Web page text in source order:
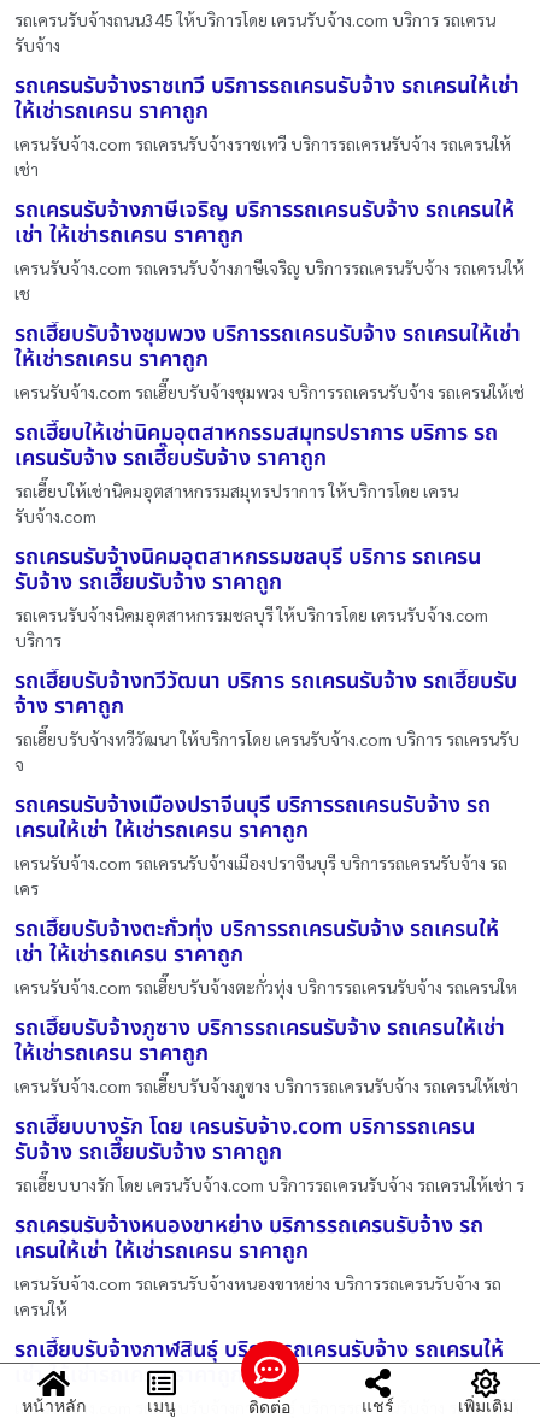
รถเครนรับจ้างถนน345 ให้บริการโดย เครนรับจ้าง.com บริการ รถเครน
รับจ้าง
รถเครนรับจ้างราชเทวี บริการรถเครนรับจ้าง รถเครนให้เช่า
ให้เช่ารถเครน ราคาถูก
เครนรับจ้าง.com รถเครนรับจ้างราชเทวี บริการรถเครนรับจ้าง รถเครนให้
เช่า
รถเครนรับจ้างภาษีเจริญ บริการรถเครนรับจ้าง รถเครนให้
เช่า ให้เช่ารถเครน ราคาถูก
เครนรับจ้าง.com รถเครนรับจ้างภาษีเจริญ บริการรถเครนรับจ้าง รถเครนให้
เช
รถเฮี๊ยบรับจ้างชุมพวง บริการรถเครนรับจ้าง รถเครนให้เช่า
ให้เช่ารถเครน ราคาถูก
เครนรับจ้าง.com รถเฮี๊ยบรับจ้างชุมพวง บริการรถเครนรับจ้าง รถเครนให้เช่
รถเฮี๊ยบให้เช่านิคมอุตสาหกรรมสมุทรปราการ บริการ รถ
เครนรับจ้าง รถเฮี๊ยบรับจ้าง ราคาถูก
รถเฮี๊ยบให้เช่านิคมอุตสาหกรรมสมุทรปราการ ให้บริการโดย เครน
รับจ้าง.com
รถเครนรับจ้างนิคมอุตสาหกรรมชลบุรี บริการ รถเครน
รับจ้าง รถเฮี๊ยบรับจ้าง ราคาถูก
รถเครนรับจ้างนิคมอุตสาหกรรมชลบุรี ให้บริการโดย เครนรับจ้าง.com
บริการ
รถเฮี๊ยบรับจ้างทวีวัฒนา บริการ รถเครนรับจ้าง รถเฮี๊ยบรับ
จ้าง ราคาถูก
รถเฮี๊ยบรับจ้างทวีวัฒนา ให้บริการโดย เครนรับจ้าง.com บริการ รถเครนรับ
จ
รถเครนรับจ้างเมืองปราจีนบุรี บริการรถเครนรับจ้าง รถ
เครนให้เช่า ให้เช่ารถเครน ราคาถูก
เครนรับจ้าง.com รถเครนรับจ้างเมืองปราจีนบุรี บริการรถเครนรับจ้าง รถ
เคร
รถเฮี๊ยบรับจ้างตะกั่วทุ่ง บริการรถเครนรับจ้าง รถเครนให้
เช่า ให้เช่ารถเครน ราคาถูก
เครนรับจ้าง.com รถเฮี๊ยบรับจ้างตะกั่วทุ่ง บริการรถเครนรับจ้าง รถเครนให
รถเฮี๊ยบรับจ้างภูซาง บริการรถเครนรับจ้าง รถเครนให้เช่า
ให้เช่ารถเครน ราคาถูก
เครนรับจ้าง.com รถเฮี๊ยบรับจ้างภูซาง บริการรถเครนรับจ้าง รถเครนให้เช่า
รถเฮี๊ยบบางรัก โดย เครนรับจ้าง.com บริการรถเครน
รับจ้าง รถเฮี๊ยบรับจ้าง ราคาถูก
รถเฮี๊ยบบางรัก โดย เครนรับจ้าง.com บริการรถเครนรับจ้าง รถเครนให้เช่า ร
รถเครนรับจ้างหนองขาหย่าง บริการรถเครนรับจ้าง รถ
เครนให้เช่า ให้เช่ารถเครน ราคาถูก
เครนรับจ้าง.com รถเครนรับจ้างหนองขาหย่าง บริการรถเครนรับจ้าง รถ
เครนให้
รถเฮี๊ยบรับจ้างกาฬสินธุ์ บริการรถเครนรับจ้าง รถเครนให้
เช่า ให้เช่ารถเครน ราคาถูก
เครนรับจ้าง.com รถเฮี๊ยบรับจ้างกาฬสินธุ์ บริการรถเครนรับจ้าง รถเครนให้
หน้าหลัก เมนู ติดต่อ แชร์ เพิ่มเติม